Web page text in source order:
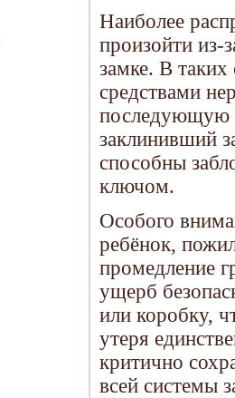
Наиболее
произойти из-
замке. В
средствами
последующую
заклинивший
способны
ключом.
Особого
ребёнок,
промедление
ущерб
или коробку,
утеря
критично
всей системы